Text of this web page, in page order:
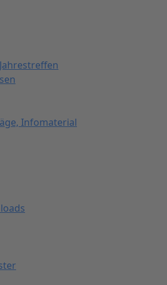
Infomaterial